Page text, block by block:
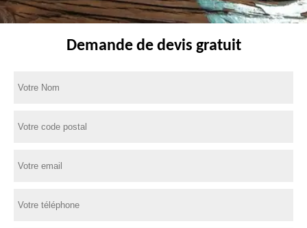
Demande de devis gratuit